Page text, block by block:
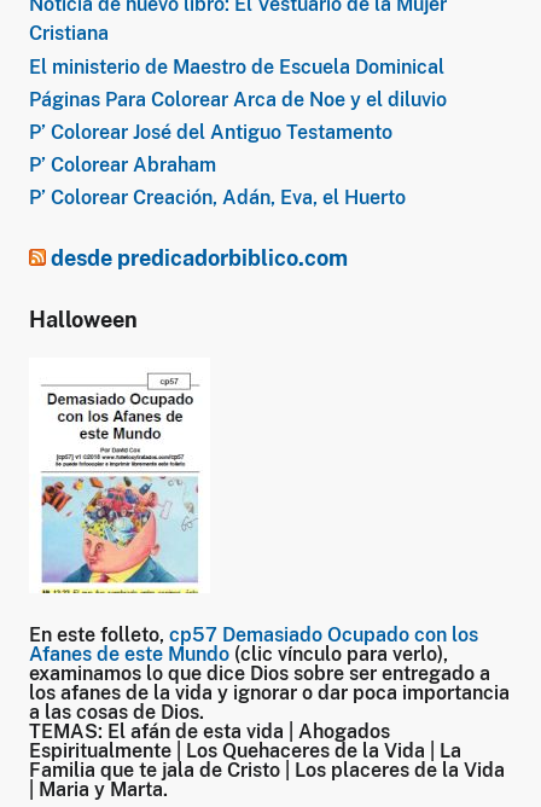
Noticia de nuevo libro: El Vestuario de la Mujer
Cristiana
El ministerio de Maestro de Escuela Dominical
Páginas Para Colorear Arca de Noe y el diluvio
P’ Colorear José del Antiguo Testamento
P’ Colorear Abraham
P’ Colorear Creación, Adán, Eva, el Huerto
desde predicadorbiblico.com
Halloween
En este folleto, cp57 Demasiado Ocupado con los
Afanes de este Mundo (clic vínculo para verlo),
examinamos lo que dice Dios sobre ser entregado a
los afanes de la vida y ignorar o dar poca importancia
a las cosas de Dios.
TEMAS: El afán de esta vida | Ahogados
Espiritualmente | Los Quehaceres de la Vida | La
Familia que te jala de Cristo | Los placeres de la Vida
| Maria y Marta.